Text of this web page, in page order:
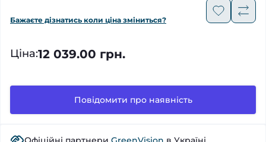
Бажаєте дізнатись коли ціна зміниться?
Ціна:12 039.00 грн.
Повідомити про наявність